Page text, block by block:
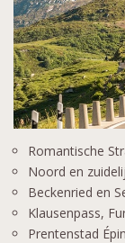
Romantische
Noord en
Beckenried en
Klausenpass,
Prentenstad